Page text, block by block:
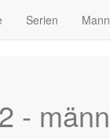
Serien
-